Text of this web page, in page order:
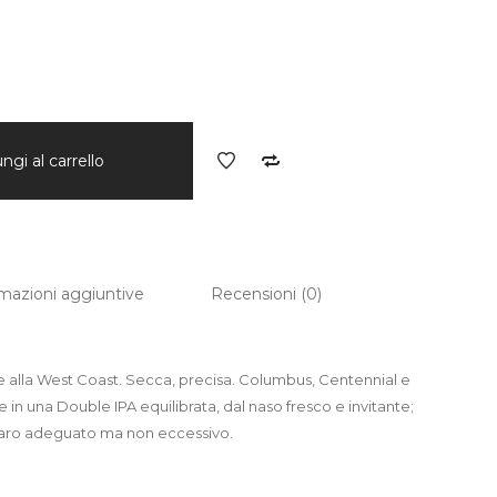
al carrello
aggiuntive Recensioni (0)
alla West Coast. Secca, precisa. Columbus, Centennial e
una Double IPA equilibrata, dal naso fresco e invitante;
adeguato ma non eccessivo.